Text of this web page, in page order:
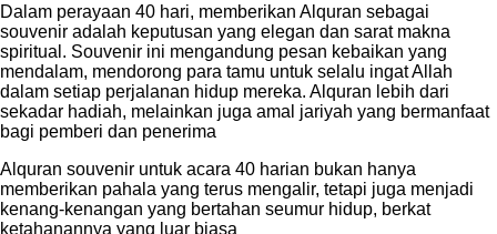
Dalam perayaan 40 hari, memberikan Alquran sebagai
souvenir adalah keputusan yang elegan dan sarat makna
spiritual. Souvenir ini mengandung pesan kebaikan yang
mendalam, mendorong para tamu untuk selalu ingat Allah
dalam setiap perjalanan hidup mereka. Alquran lebih dari
sekadar hadiah, melainkan juga amal jariyah yang bermanfaat
bagi pemberi dan penerima
Alquran souvenir untuk acara 40 harian bukan hanya
memberikan pahala yang terus mengalir, tetapi juga menjadi
kenang-kenangan yang bertahan seumur hidup, berkat
ketahanannya yang luar biasa